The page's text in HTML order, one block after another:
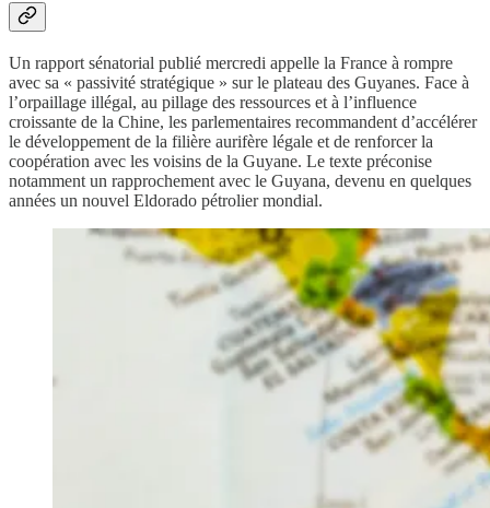
Un rapport sénatorial publié mercredi appelle la France à rompre
avec sa « passivité stratégique » sur le plateau des Guyanes. Face à
l’orpaillage illégal, au pillage des ressources et à l’influence
croissante de la Chine, les parlementaires recommandent d’accélérer
le développement de la filière aurifère légale et de renforcer la
coopération avec les voisins de la Guyane. Le texte préconise
notamment un rapprochement avec le Guyana, devenu en quelques
années un nouvel Eldorado pétrolier mondial.